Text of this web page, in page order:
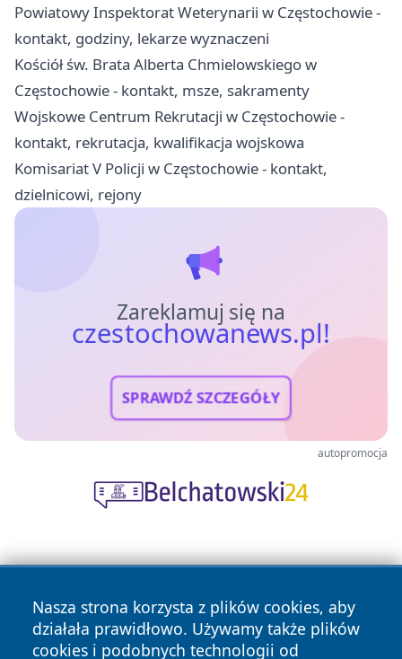
Powiatowy Inspektorat Weterynarii w Częstochowie -
kontakt, godziny, lekarze wyznaczeni
Kościół św. Brata Alberta Chmielowskiego w
Częstochowie - kontakt, msze, sakramenty
Wojskowe Centrum Rekrutacji w Częstochowie -
kontakt, rekrutacja, kwalifikacja wojskowa
Komisariat V Policji w Częstochowie - kontakt,
dzielnicowi, rejony
Zareklamuj się na
czestochowanews.pl!
SPRAWDŹ SZCZEGÓŁY
autopromocja
Nasza strona korzysta z plików cookies, aby
działała prawidłowo. Używamy także plików
cookies i podobnych technologii od
Copyright © 2026 czestochowanews.pl Wszystkie prawa